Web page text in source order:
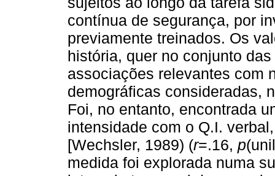
contínua de segurança, por
previamente treinados. Os
história, quer no conjunto
associações relevantes com
demográficas consideradas,
Foi, no entanto, encontrada
intensidade com o Q.I.
[Wechsler, 1989) (r=.16, p
medida foi explorada numa